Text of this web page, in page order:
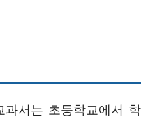
서는 초등학교에서 학